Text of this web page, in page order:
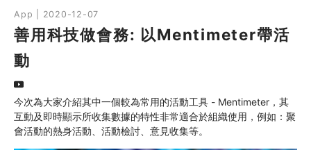
App | 2020-12-07
善用科技做會務: 以Mentimeter帶活
動
今次為大家介紹其中一個較為常用的活動工具 - Mentimeter，其
互動及即時顯示所收集數據的特性非常適合於組織使用，例如：聚
會活動的熱身活動、活動檢討、意見收集等。